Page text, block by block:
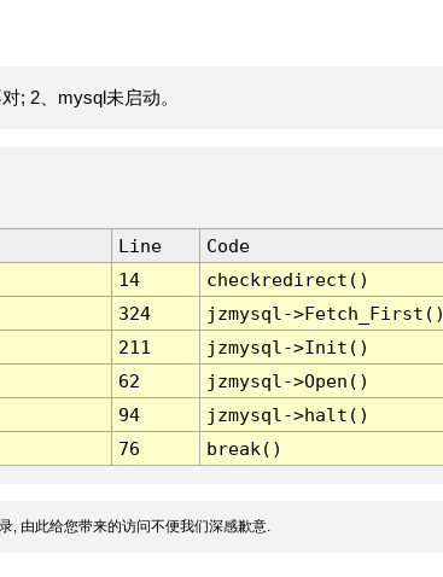
; 2、mysql未启动。
Line
Code
14
checkredirect()
324
jzmysql-
211
jzmysql->Init()
62
jzmysql->Open()
94
jzmysql->halt()
76 break()
, 由此给您带来的访问不便我们深感歉意.